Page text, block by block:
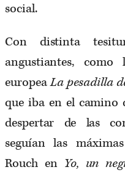
social.
Con distinta
angustiantes, como
europeaLa pesadilla
que iba en el camino
despertar de las
seguían las
Rouch en Yo, un